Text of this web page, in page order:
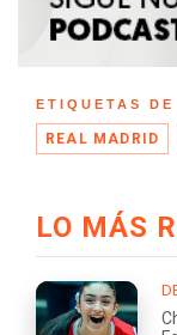
ETIQUETAS
REAL MADRID
LO MÁS